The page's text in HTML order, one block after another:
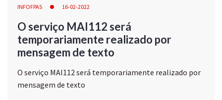
INFOFPAS 16-02-2022
O serviço MAI112 será
temporariamente realizado por
mensagem de texto
O serviço MAI112 será temporariamente realizado por
mensagem de texto